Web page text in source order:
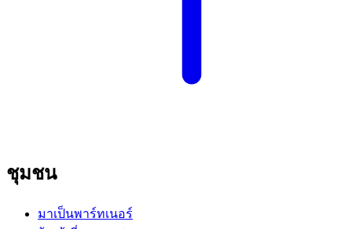
ชุมชน
มาเป็นพาร์ทเนอร์